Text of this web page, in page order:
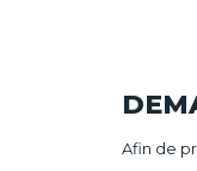
Afin de